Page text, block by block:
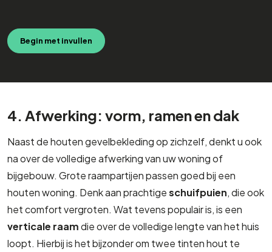
Begin met invullen
4. Afwerking: vorm, ramen en dak
Naast de houten gevelbekleding op zichzelf, denkt u ook
na over de volledige afwerking van uw woning of
bijgebouw. Grote raampartijen passen goed bij een
houten woning. Denk aan prachtigeschuifpuien, die ook
het comfort vergroten. Wat tevens populair is, is een
verticale raamdie over de volledige lengte van het huis
loopt. Hierbij is het bijzonder om twee tinten hout te